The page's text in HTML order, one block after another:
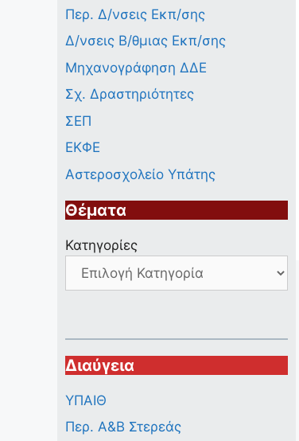
Περ. Δ/νσεις Εκπ/σης
Δ/νσεις Β/θμιας Εκπ/σης
Μηχανογράφηση ΔΔΕ
Σχ. Δραστηριότητες
ΣΕΠ
ΕΚΦΕ
Αστεροσχολείο Υπάτης
Θέματα
Κατηγορίες
Διαύγεια
ΥΠΑΙΘ
Περ. A&B Στερεάς